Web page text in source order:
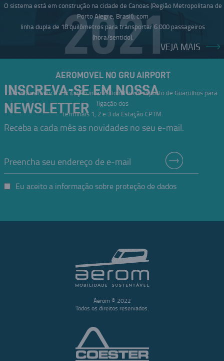
O sistema está em construção na cidade de Canoas (Região Metropolitana de
Porto Alegre, Brasil), com
linha dupla de 18 quilômetros para transportar 6.000 passageiros
(hora/sentido).
2021
AEROMOVEL NO GRU AIRPORT
Aeromovel vence a licitação internacional no Aeroporto de Guarulhos para
ligação dos
terminais 1, 2 e 3 da Estação CPTM.
VEJA MAIS
INSCREVA-SE EM NOSSA
NEWSLETTER
Receba a cada mês as novidades no seu e-mail.
Eu aceito a informação sobre proteção de dados
Aerom © 2022
Todos os direitos reservados.